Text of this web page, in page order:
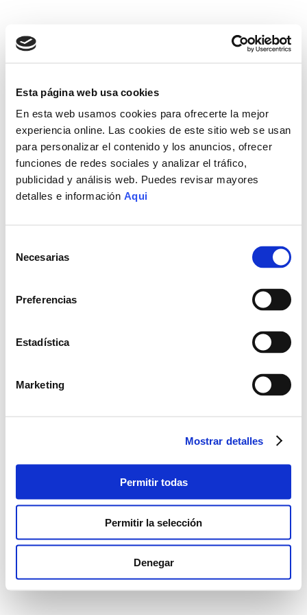
Esta página web usa cookies
En esta web usamos cookies para ofrecerte la mejor
experiencia online. Las cookies de este sitio web se usan
para personalizar el contenido y los anuncios, ofrecer
funciones de redes sociales y analizar el tráfico,
publicidad y análisis web. Puedes revisar mayores
detalles e información Aqui
Necesarias
Preferencias
Estadística
Marketing
Mostrar detalles
Permitir todas
Permitir la selección
Denegar